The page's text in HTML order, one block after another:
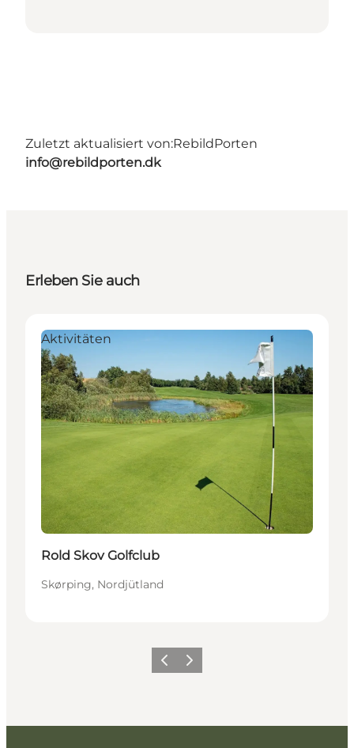
Zuletzt aktualisiert von:RebildPorten
info@rebildporten.dk
Erleben Sie auch
Aktivitäten
Rold Skov Golfclub
Skørping, Nordjütland
Vorherige Folie
Nächste Folie